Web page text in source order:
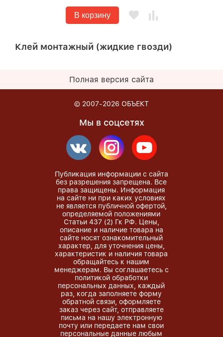
В корзину
Клей монтажный (жидкие гвозди)
Полная версия сайта
© 2007-2026 ОБЪЕКТ
Мы в соцсетях
Публикация информации с сайта
без разрешения запрещена. Все
права защищены. Информация
на сайте ни при каких условиях
не является публичной офертой,
определяемой положениями
Статьи 437 (2) Гк РФ. Цены,
описание и наличие товара на
сайте носят ознакомительный
характер, для уточнения цены,
характеристик и наличия товара
обращайтесь к нашим
менеджерам. Вы соглашаетесь с
политикой обработки
персональных данных, каждый
раз, когда заполняете форму
обратной связи, оформляете
заказ через сайт, отправляете
письма на нашу электронную
почту или передаете нам свои
персональные данные любым